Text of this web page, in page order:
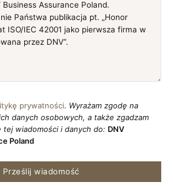
prywatności. Wyrażam zgodę na
danych osobowych, a także zgadzam
tej wiadomości i danych do: DNV
Poland
Prześlij wiadomość